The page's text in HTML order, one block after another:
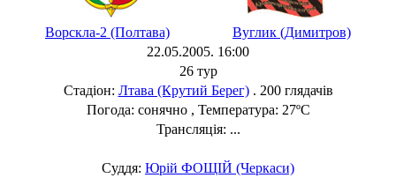
Ворскла-2 (Полтава)
Вуглик (Димитров)
22.05.2005. 16:00
26 тур
Стадіон: Лтава (Крутий Берег). 200 глядачів
Погода: сонячно , Температура: 27ºC
Трансляція: ...
Суддя: Юрій ФОЩІЙ (Черкаси)